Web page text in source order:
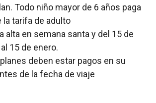
Todo niño mayor de 6 años paga
la tarifa de adulto
alta en semana santa y del 15 de
15 de enero.
deben estar pagos en su
de la fecha de viaje